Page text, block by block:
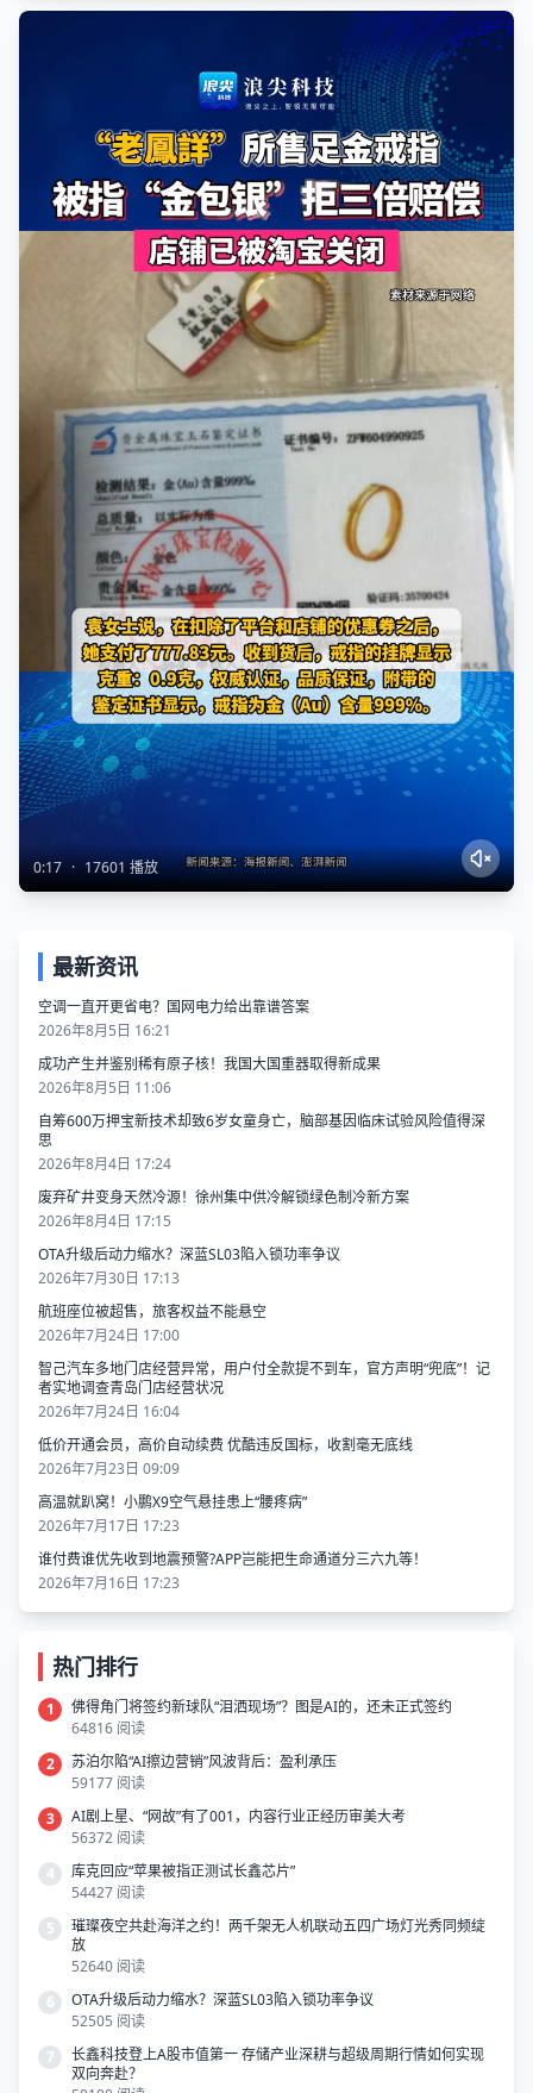
0:17 · 17601 播放
最新资讯
空调一直开更省电？国网电力给出靠谱答案
2026年8月5日 16:21
成功产生并鉴别稀有原子核！我国大国重器取得新成果
2026年8月5日 11:06
自筹600万押宝新技术却致6岁女童身亡，脑部基因临床试验风险值得深
思
2026年8月4日 17:24
废弃矿井变身天然冷源！徐州集中供冷解锁绿色制冷新方案
2026年8月4日 17:15
OTA升级后动力缩水？深蓝SL03陷入锁功率争议
2026年7月30日 17:13
航班座位被超售，旅客权益不能悬空
2026年7月24日 17:00
智己汽车多地门店经营异常，用户付全款提不到车，官方声明“兜底”！记
者实地调查青岛门店经营状况
2026年7月24日 16:04
低价开通会员，高价自动续费 优酷违反国标，收割毫无底线
2026年7月23日 09:09
高温就趴窝！小鹏X9空气悬挂患上“腰疼病”
2026年7月17日 17:23
谁付费谁优先收到地震预警?APP岂能把生命通道分三六九等！
2026年7月16日 17:23
热门排行
1
佛得角门将签约新球队“泪洒现场”？图是AI的，还未正式签约
64816 阅读
2
苏泊尔陷“AI擦边营销”风波背后：盈利承压
59177 阅读
3
AI剧上星、“网故”有了001，内容行业正经历审美大考
56372 阅读
4
库克回应“苹果被指正测试长鑫芯片”
54427 阅读
5
璀璨夜空共赴海洋之约！两千架无人机联动五四广场灯光秀同频绽
放
52640 阅读
6
OTA升级后动力缩水？深蓝SL03陷入锁功率争议
52505 阅读
7
长鑫科技登上A股市值第一 存储产业深耕与超级周期行情如何实现
双向奔赴？